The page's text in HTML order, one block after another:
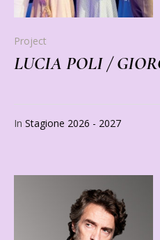
Project
LUCIA POLI /
In Stagione 2026 - 2027